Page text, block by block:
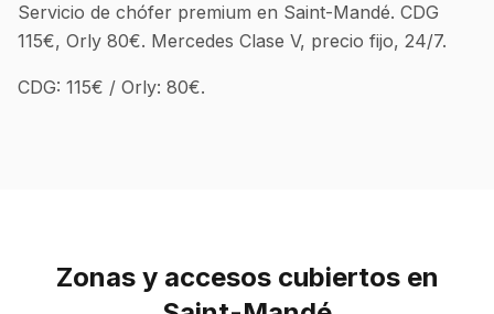
Servicio de chófer premium en Saint-Mandé. CDG
115€, Orly 80€. Mercedes Clase V, precio fijo, 24/7.
CDG: 115€ / Orly: 80€.
Zonas y accesos cubiertos en